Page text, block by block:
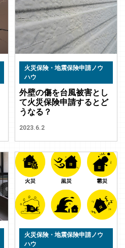
火災保険・地震保険申請ノウ
ハウ
外壁の傷を台風被害とし
て火災保険申請するとど
うなる？
2023.6.2
火災保険・地震保険申請ノウ
ハウ